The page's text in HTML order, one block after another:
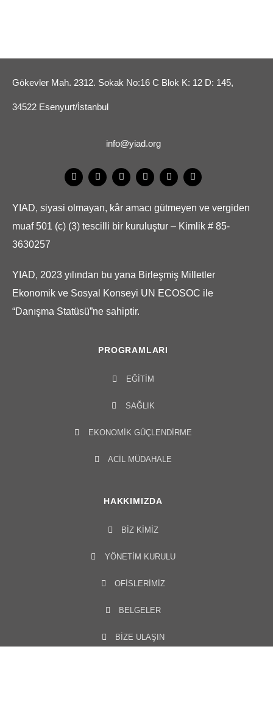
Gökevler Mah. 2312. Sokak No:16 C Blok K: 12 D: 145,
34522 Esenyurt/İstanbul
info@yiad.org
YIAD, siyasi olmayan, kâr amacı gütmeyen ve vergiden
muaf 501 (c) (3) tescilli bir kuruluştur – Kimlik # 85-
3630257
YIAD, 2023 yılından bu yana Birleşmiş Milletler
Ekonomik ve Sosyal Konseyi UN ECOSOC ile
“Danışma Statüsü”ne sahiptir.
PROGRAMLARI
EĞITIM
SAĞLIK
EKONOMIK GÜÇLENDIRME
ACIL MÜDAHALE
HAKKIMIZDA
BIZ KIMIZ
YÖNETIM KURULU​
OFISLERIMIZ
BELGELER
BİZE ULAŞIN